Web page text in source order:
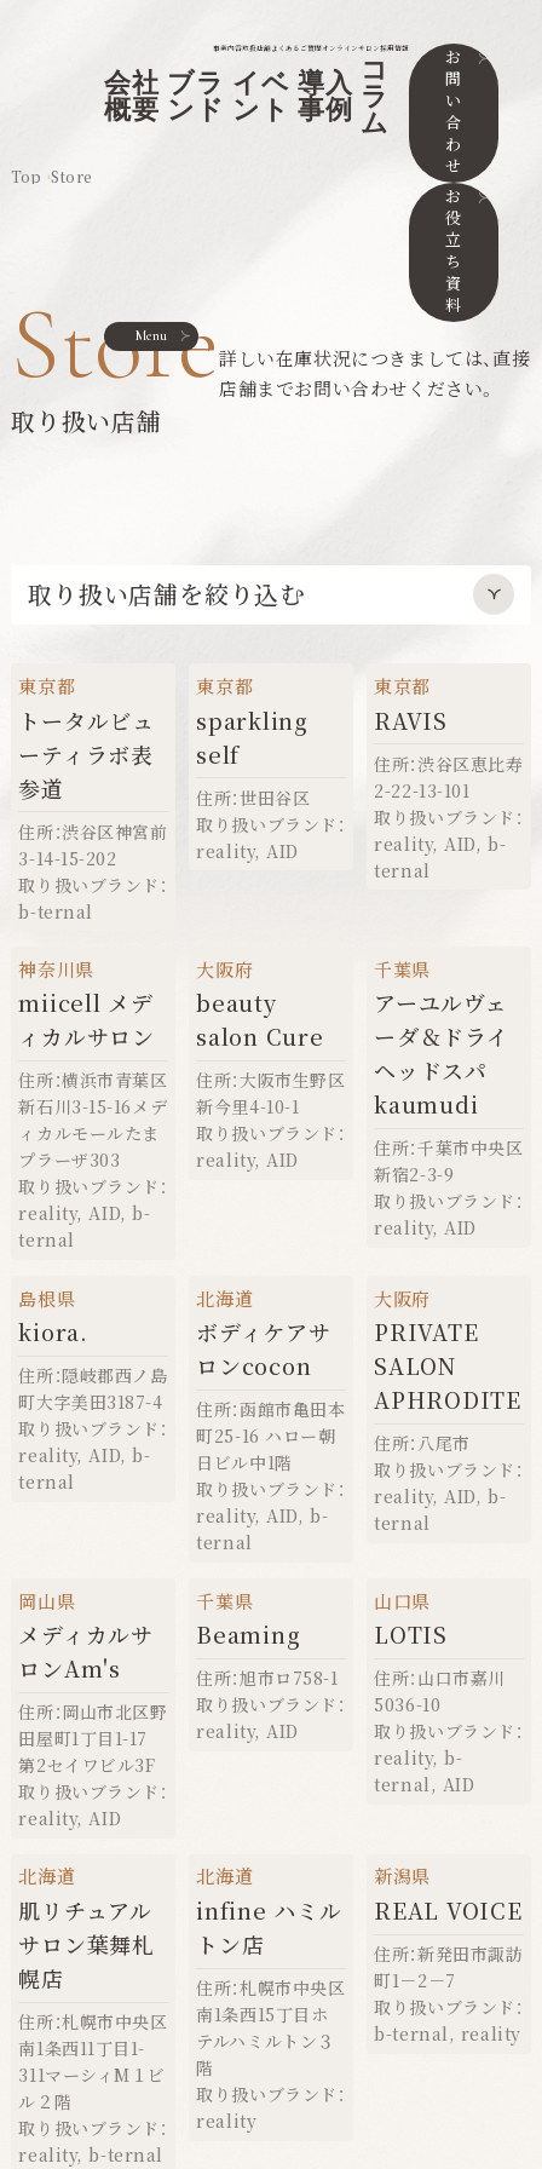
事業内容取扱店舗よくあるご質問オンラインサロン採用情報
会社
概要
ブラ
ンド
イベ
ント
導入
事例
コ
ラ
ム
お
問
い
合
わ
せ
お
役
立
ち
資
料
Menu
Top Store
Store
取り扱い店舗
詳しい在庫状況につきましては、直接
店舗までお問い合わせください。
取り扱い店舗を絞り込む
東京都
トータルビュ
ーティラボ表
参道
住所：渋谷区神宮前
3-14-15-202
取り扱いブランド：
b-ternal
東京都
sparkling
self
住所：世田谷区
取り扱いブランド：
reality, AID
東京都
RAVIS
住所：渋谷区恵比寿
2-22-13-101
取り扱いブランド：
reality, AID,b-
ternal
神奈川県
miicell メデ
ィカルサロン
住所：横浜市青葉区
新石川3-15-16メデ
ィカルモールたま
プラーザ303
取り扱いブランド：
reality,AID,b-
ternal
大阪府
beauty
salon Cure
住所：大阪市生野区
新今里4-10-1
取り扱いブランド：
reality,AID
千葉県
アーユルヴェ
ーダ＆ドライ
ヘッドスパ
kaumudi
住所：千葉市中央区
新宿2-3-9
取り扱いブランド：
reality,AID
島根県
kiora.
住所：隠岐郡西ノ島
町大字美田3187-4
取り扱いブランド：
reality,AID,b-
ternal
北海道
ボディケアサ
ロンcocon
住所：函館市亀田本
町25-16 ハロー朝
日ビル中1階
取り扱いブランド：
reality,AID,b-
ternal
大阪府
PRIVATE
SALON
APHRODITE
住所：八尾市
取り扱いブランド：
reality,AID,b-
ternal
岡山県
メディカルサ
ロンAm's
住所：岡山市北区野
田屋町1丁目1-17
第2セイワビル3F
取り扱いブランド：
reality,AID
千葉県
Beaming
住所：旭市ロ758-1
取り扱いブランド：
reality,AID
山口県
LOTIS
住所：山口市嘉川
5036-10
取り扱いブランド：
reality,b-
ternal , AID
北海道
肌リチュアル
サロン葉舞札
幌店
住所：札幌市中央区
南1条西11丁目1-
311マーシィM１ビ
ル２階
取り扱いブランド：
reality,b-ternal
北海道
infine ハミル
トン店
住所：札幌市中央区
南1条西15丁目ホ
テルハミルトン３
階
取り扱いブランド：
reality
新潟県
REAL VOICE
住所：新発田市諏訪
町1－2－7
取り扱いブランド：
b-ternal , reality